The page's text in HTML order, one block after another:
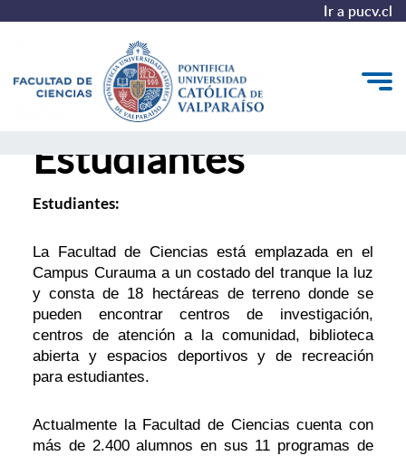
Ir a pucv.cl
Vinculación con el Medio
Admisión
Estudiantes
Estudiantes:
La Facultad de Ciencias está emplazada en el
Campus Curauma a un costado del tranque la luz
y consta de 18 hectáreas de terreno donde se
pueden encontrar centros de investigación,
centros de atención a la comunidad, biblioteca
abierta y espacios deportivos y de recreación
para estudiantes.
Actualmente la Facultad de Ciencias cuenta con
más de 2.400 alumnos en sus 11 programas de